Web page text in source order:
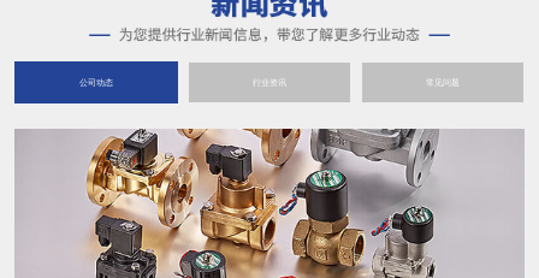
公司动态 行业资讯 常见问题